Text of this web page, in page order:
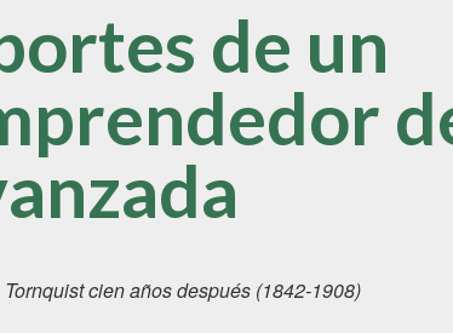
de un
cien años después (1842-1908)